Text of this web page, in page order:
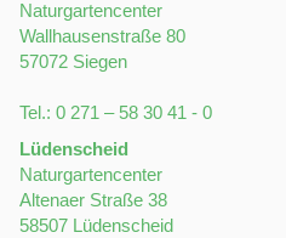
Naturgartencenter
Wallhausenstraße 80
57072 Siegen
Tel.:0 271 – 58 30 41 - 0
Lüdenscheid
Naturgartencenter
Altenaer Straße 38
58507 Lüdenscheid